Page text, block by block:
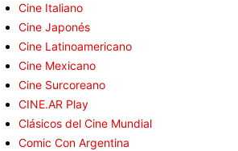
Cine Italiano
Cine Japonés
Cine Latinoamericano
Cine Mexicano
Cine Surcoreano
CINE.AR Play
Clásicos del Cine Mundial
Comic Con Argentina